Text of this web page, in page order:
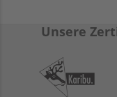
Unsere